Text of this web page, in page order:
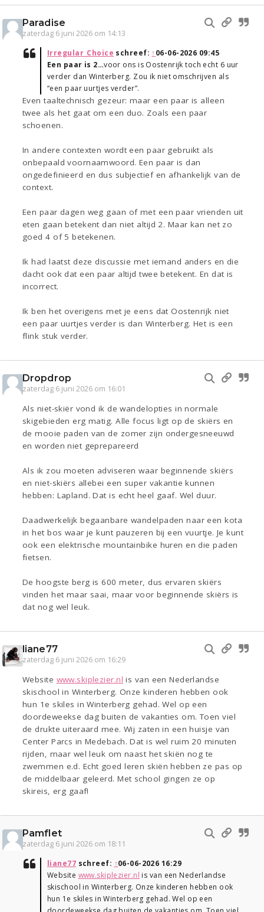
Paradise
zaterdag 6 juni 2026 om 14:13
Irregular_Choice schreef: ↑06-06-2026 09:45
Een paar is 2…voor ons is Oostenrijk toch echt 6 uur
verder dan Winterberg. Zou ik niet omschrijven als
“een paar uurtjes verder”.
Even taaltechnisch gezeur: maar een paar is alleen
twee als het gaat om een duo. Zoals een paar
schoenen.
In andere contexten wordt een paar gebruikt als
onbepaald voornaamwoord. Een paar is dan
ongedefinieerd en dus subjectief en afhankelijk van de
context.
Een paar dagen weg gaan of met een paar vrienden uit
eten gaan betekent dan niet altijd 2. Maar kan net zo
goed 4 of 5 betekenen.
Ik had laatst deze discussie met iemand anders en die
dacht ook dat een paar altijd twee betekent. En dat is
incorrect.
Ik ben het overigens met je eens dat Oostenrijk niet
een paar uurtjes verder is dan Winterberg. Het is een
flink stuk verder.
Dropdrop
zaterdag 6 juni 2026 om 16:01
Als niet-skiër vond ik de wandelopties in normale
skigebieden erg matig. Alle focus ligt op de skiërs en
de mooie paden van de zomer zijn ondergesneeuwd
en worden niet geprepareerd
Als ik zou moeten adviseren waar beginnende skiërs
en niet-skiërs allebei een super vakantie kunnen
hebben: Lapland. Dat is echt heel gaaf. Wel duur.
Daadwerkelijk begaanbare wandelpaden naar een kota
in het bos waar je kunt pauzeren bij een vuurtje. Je kunt
ook een elektrische mountainbike huren en die paden
fietsen.
De hoogste berg is 600 meter, dus ervaren skiërs
vinden het maar saai, maar voor beginnende skiërs is
dat nog wel leuk.
liane77
zaterdag 6 juni 2026 om 16:29
Website www.skiplezier.nl is van een Nederlandse
skischool in Winterberg. Onze kinderen hebben ook
hun 1e skiles in Winterberg gehad. Wel op een
doordeweekse dag buiten de vakanties om. Toen viel
de drukte uiteraard mee. Wij zaten in een huisje van
Center Parcs in Medebach. Dat is wel ruim 20 minuten
rijden, maar wel leuk om naast het skiën nog te
zwemmen e.d. Echt goed leren skiën hebben ze pas op
de middelbaar geleerd. Met school gingen ze op
skireis, erg gaaf!
Pamflet
zaterdag 6 juni 2026 om 18:11
liane77 schreef: ↑06-06-2026 16:29
Website www.skiplezier.nl is van een Nederlandse
skischool in Winterberg. Onze kinderen hebben ook
hun 1e skiles in Winterberg gehad. Wel op een